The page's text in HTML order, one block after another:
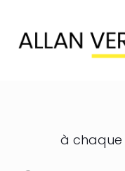
à chaque